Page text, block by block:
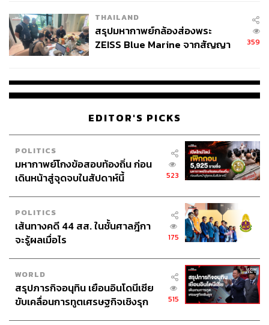
ทำความรู้จักสารสกัดของกันแดดตัวใหม่ รวมถึงรู้จัก เอส ศุภ
ในอีกมุมหนึ่ง
นอกจากโซนกิจกรรมหลัก งานนี้ยังมีการกลับมาของ
โซนผลิตภัณฑ์ IN U อาหารเสริมที่เชื่อมโยงแนวคิดการดูแล
การดูแลผิวเป็นเพียงขั้นตอนบนผิวหน้า แต่เป็นการดูแลตัวเอง
อย่างสมดุลในชีวิตประจำวัน
สำหรับแฟน ๆ ของ เอส ศุภ ไฮไลต์สำคัญอยู่ที่วันที่ 9
พฤษภาคม 2569 เมื่อเอสมาร่วมสร้างสีสันภายในงาน พูดคุย
อย่าง Lucky Fans การถ่ายภาพคู่ และการเล่นเกมกับแฟน
คลับอย่างใกล้ชิด ทำให้งานนี้มีทั้งบรรยากาศของบิวตี้อีเวนต์
และแฟนอีเวนต์ในเวลาเดียวกัน
THAILAND
สรุปมหากาพย์กล้องส่องพระ
ZEISS Blue Marine จากสัญญา
จ่ายหนี้-แอบระบุแบรนด์
359
EDITOR'S PICKS
POLITICS
มหากาพย์โกงข้อสอบท้องถิ่น ก่อน
เดินหน้าสู่จุดจบในสัปดาห์นี้
523
POLITICS
เส้นทางคดี 44 สส. ในชั้นศาลฎีกา
จะรู้ผลเมื่อไร
175
WORLD
สรุปภารกิจอนุทิน เยือนอินโดนีเซีย
ขับเคลื่อนการทูตเศรษฐกิจเชิงรุก
515